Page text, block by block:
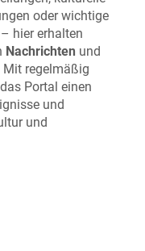
oder wichtige
hier erhalten
Nachrichten und
Mit regelmäßig
Portal einen
und
und